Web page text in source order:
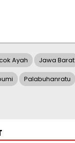
Ayah Jawa Barat
Palabuhanratu